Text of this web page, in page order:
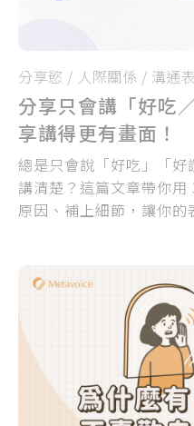
分享慾 / 人際關係 / 溝通
分享只會講「好吃
享講得更有畫面！
總是只會說「好吃」「
講清楚？這篇文章帶你
原因、補上細節，讓你